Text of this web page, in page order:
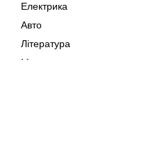
Електрика
Авто
Література
Музика